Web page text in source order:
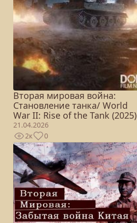
Вторая мировая война:
Становление танка/ World
War II: Rise of the Tank (2025)
21.04.2026
2к
0